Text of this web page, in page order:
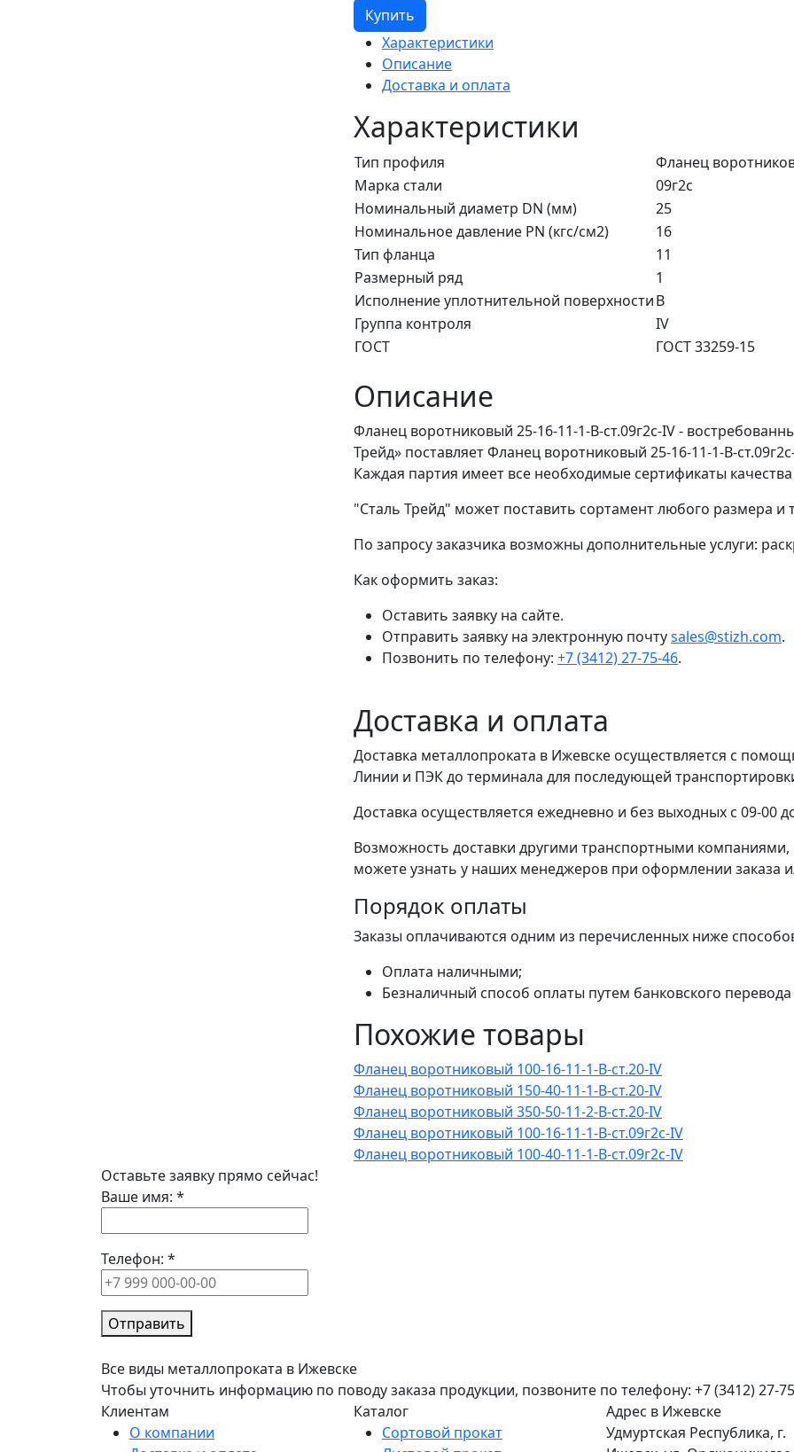
Купить
Характеристики
Описание
Доставка и оплата
Характеристики
Тип профиля
Фланец
Марка стали
09г2с
Номинальный диаметр DN (мм)
25
Номинальное давление PN (кгс/см2)
16
Тип фланца
11
Размерный ряд
1
Исполнение уплотнительной поверхностиВ
Группа контроля
IV
ГОСТ
ГОСТ 33259-15
Описание
Фланец воротниковый 25-16-11-1-B-ст.09г2с-IV -
Трейд» поставляет Фланец воротниковый 25-16-11-1-B-
Каждая партия имеет все необходимые сертификаты
"Сталь Трейд" может поставить сортамент любого размера
По запросу заказчика возможны дополнительные услуги:
Как оформить заказ:
Оставить заявку на сайте.
Отправить заявку на электронную почтуsales@stizh.com.
Позвонить по телефону: +7 (3412) 27-75-46.
Доставка и оплата
Доставка металлопроката в Ижевске осуществляется с
Линии и ПЭК до терминала для последующей
Доставка осуществляется ежедневно и без выходных с 09-00
Возможность доставки другими транспортными
можете узнать у наших менеджеров при оформлении заказа
Порядок оплаты
Заказы оплачиваются одним из перечисленных ниже
Оплата наличными;
Безналичный способ оплаты путем банковского
Похожие товары
Фланец воротниковый 100-16-11-1-B-ст.20-IV
Фланец воротниковый 150-40-11-1-B-ст.20-IV
Фланец воротниковый 350-50-11-2-B-ст.20-IV
Фланец воротниковый 100-16-11-1-B-ст.09г2с-IV
Фланец воротниковый 100-40-11-1-B-ст.09г2с-IV
Оставьте заявку прямо сейчас!
Ваше имя: *
Телефон: *
Отправить
Все виды металлопроката в Ижевске
Чтобы уточнить информацию по поводу заказа продукции, позвоните по телефону: +7 (3412) 27-
Клиентам
О компании
Каталог
Сортовой прокат
Адрес в Ижевске
Удмуртская Республика, г.